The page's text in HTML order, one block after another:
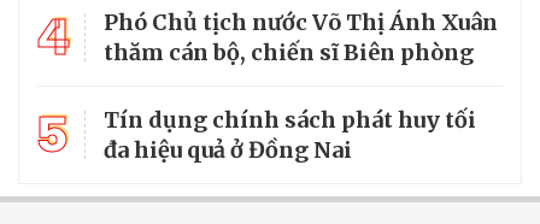
4
Phó Chủ tịch nước Võ Thị Ánh Xuân
thăm cán bộ, chiến sĩ Biên phòng
5
Tín dụng chính sách phát huy tối
đa hiệu quả ở Đồng Nai